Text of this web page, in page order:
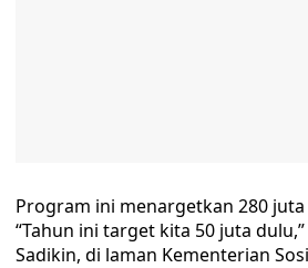
Program ini menargetkan 280
“Tahun ini target kita 50 juta
Sadikin, di laman Kementerian